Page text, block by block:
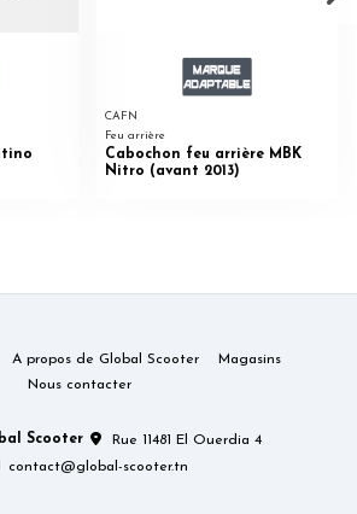
CAFN
Feu arrière
Cabochon feu arrière MBK
Nitro (avant 2013)
A propos de Global Scooter
Magasins
Nous contacter
Scooter
Rue 11481 El Ouerdia 4
contact@global-scooter.tn